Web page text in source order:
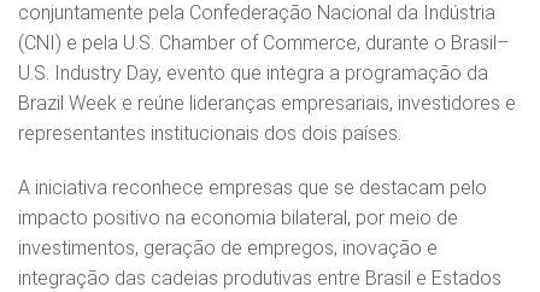
conjuntamente pela Confederação Nacional da Indústria
(CNI) e pela U.S. Chamber of Commerce, durante o Brasil–
U.S. Industry Day, evento que integra a programação da
Brazil Week e reúne lideranças empresariais, investidores e
representantes institucionais dos dois países.
A iniciativa reconhece empresas que se destacam pelo
impacto positivo na economia bilateral, por meio de
investimentos, geração de empregos, inovação e
integração das cadeias produtivas entre Brasil e Estados